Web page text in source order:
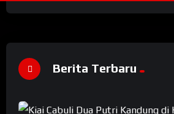
Berita Terbaru